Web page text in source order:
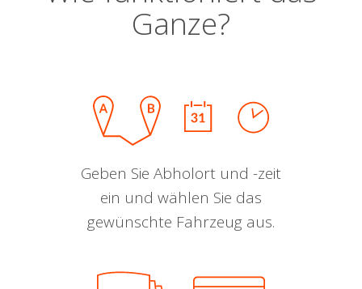
Ganze?
Geben Sie Abholort und -zeit
ein und wählen Sie das
gewünschte Fahrzeug aus.